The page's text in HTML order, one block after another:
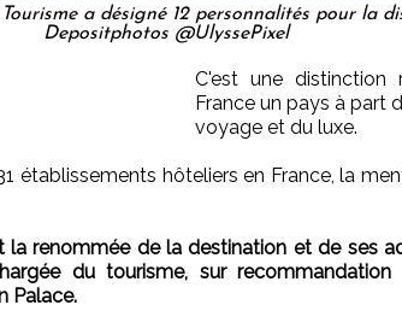
a désigné 12 personnalités pour la
Depositphotos @UlyssePixel
C'est une
France un pays à part
voyage et du luxe.
établissements hôteliers en France, la
la renommée de la destination et de ses
du tourisme, sur
Palace.